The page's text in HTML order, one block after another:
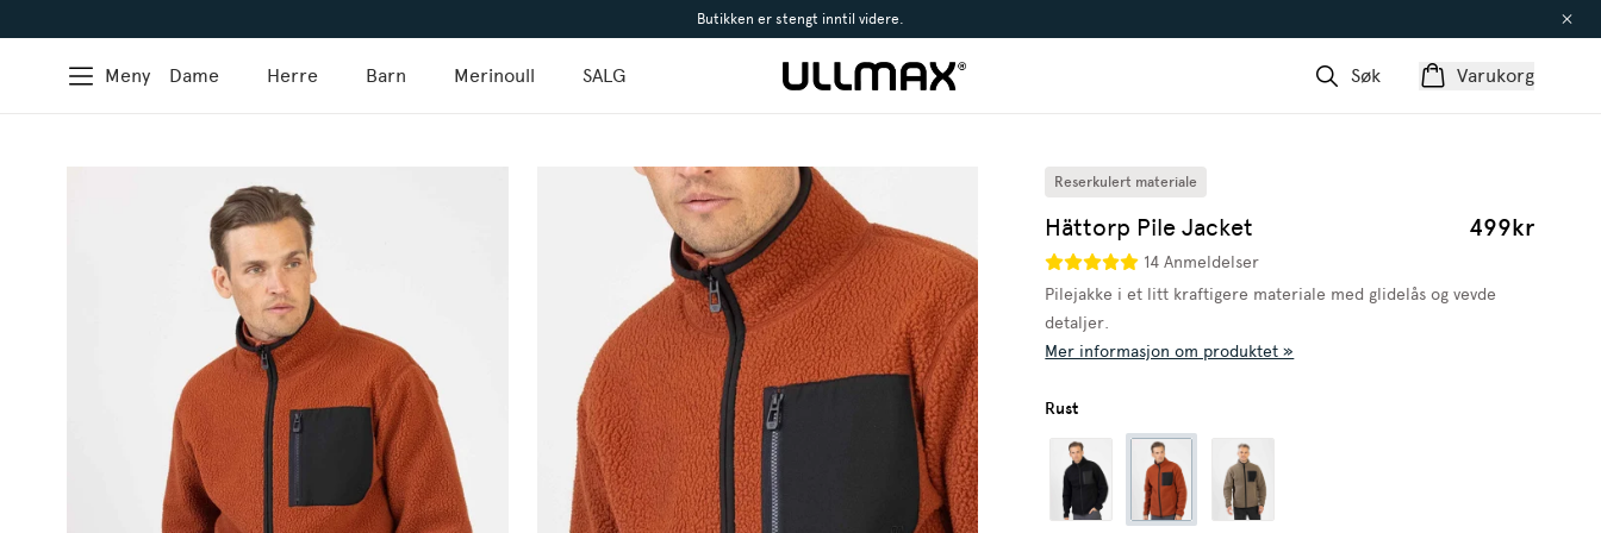
Butikken er stengt inntil videre.
Meny Dame Herre Barn Merinoull SALG Søk Varukorg
Reserkulert materiale
Hättorp Pile Jacket 499kr
14 Anmeldelser
Pilejakke i et litt kraftigere materiale med glidelås og vevde
detaljer.
Mer informasjon om produktet »
Rust